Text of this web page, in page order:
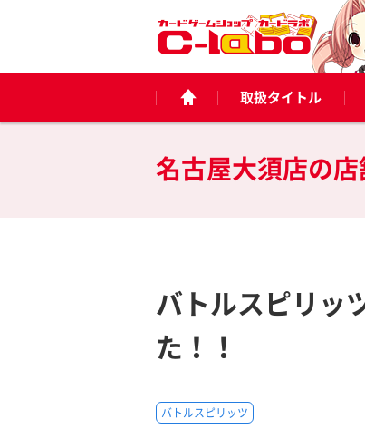
取扱タイトル
名古屋大須店の
バトルスピリッ
た！！
バトルスピリッツ